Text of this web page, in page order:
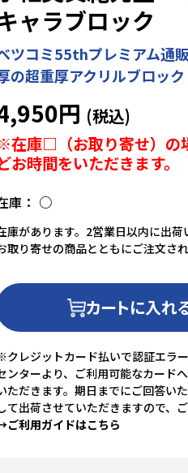
ャラブロック
ツコミ55thプレミアム通
の超重厚アクリルブロック
円
在庫□（お取り寄せ）の
お時間をいただきます。
庫： ○
庫があります。2営業日以内に出荷
取り寄せの商品とともにご注文さ
カートに入れ
クレジットカード払いで認証エラ
ンターより、ご利用可能なカード
ただきます。期日までにご回答い
て出荷させていただきますので、
利用ガイドはこちら